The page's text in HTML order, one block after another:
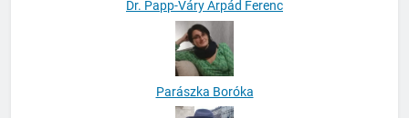
Dr. Papp-Váry Árpád Ferenc
Parászka Boróka